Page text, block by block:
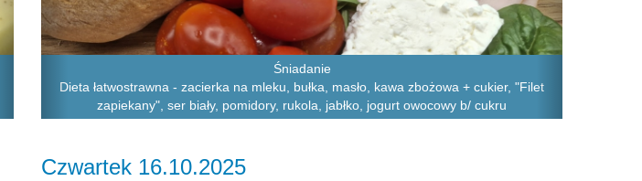
Śniadanie
Dieta łatwostrawna - zacierka na mleku, bułka, masło, kawa zbożowa + cukier, "Filet
zapiekany", ser biały, pomidory, rukola, jabłko, jogurt owocowy b/ cukru
Czwartek 16.10.2025